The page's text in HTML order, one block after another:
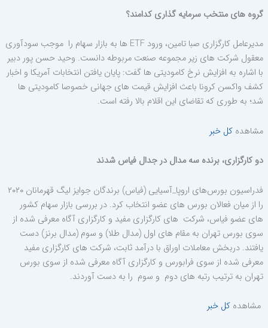
گروه های منتخب سرمایه گذاری کدامند؟
مدیرعامل کارگزاری صبا تامین، ورود ETF ها به بازار سهام را موجب سودآوری
معقول شرکت های زیر مجموعه صنعت مربوطه دانست. وحید حسن پور دبیر
با اشاره به افزایش نرخ کامودیتی ها گفت: پایان یافتن انتخابات آمریکا و اخبار
کشف واکسن کرونا باعث افزایش قیمت های جهانی خصوصا کامودیتی ها
شد؛ به طوری که تقاضای این اقلام بالا رفته است.
مشاهده کل خبر
دو کارگزاری، برنده سه مدال در جدال فیاس شدند
فدراسیون بورس‌های اروپا_آسیایی (فیاس) برندگان جوایز لیگ قهرمانان ۲۰۲۰
را از میان فعالان بورس های عضو انتخاب کرد. در بررسی بازار سهام کشور
های عضو فیاس، شرکت های کارگزاری مفید و کارگزاری آگاه معرفی شده از
سوی بورس تهران به مقام های اول (مدال طلا) و سوم (مدال برنز) دست
یافتند. دربخش معاملات اوراق با درآمد ثابت، شرکت های کارگزاری مفید
معرفی شده از سوی فرابورس و کارگزاری آگاه معرفی شده از سوی بورس
تهران به ترتیب رتبه های دوم و سوم را به دست آوردند.
مشاهده کل خبر